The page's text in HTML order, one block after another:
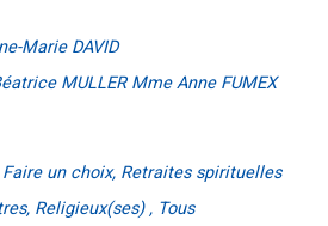
Marie DAVID
MULLER Mme Anne FUMEX
un choix, Retraites spirituelles
Religieux(ses) , Tous